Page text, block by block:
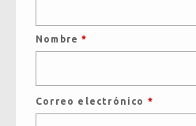
Nombre*
Correo electrónico *